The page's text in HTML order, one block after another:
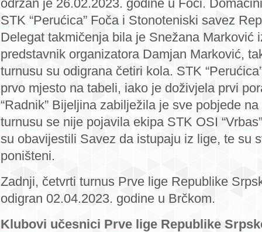
turnus
Prve
lige,
“Perućica”
prvo
mjesto
održan je 26.02.2023. godine u Foči.
STK “Perućica” Foča i Stonoteniski savez
Delegat takmičenja bila je Snežana Marković
predstavnik organizatora Damjan Marković,
turnusu su odigrana četiri kola. STK
prvo mjesto na tabeli, iako je doživjela prvi
“Radnik” Bijeljina zabilježila je sve pobjede
turnusu se nije pojavila ekipa STK OSI
su obavijestili Savez da istupaju iz lige, te su
poništeni.
Zadnji, četvrti turnus Prve lige Republike
odigran 02.04.2023. godine u Brčkom.
Klubovi učesnici Prve lige Republike